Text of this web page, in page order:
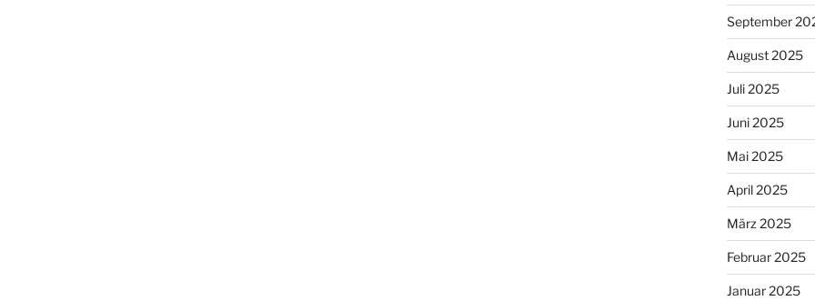
September
August 2025
Juli 2025
Juni 2025
Mai 2025
April 2025
März 2025
Februar 2025
Januar 2025